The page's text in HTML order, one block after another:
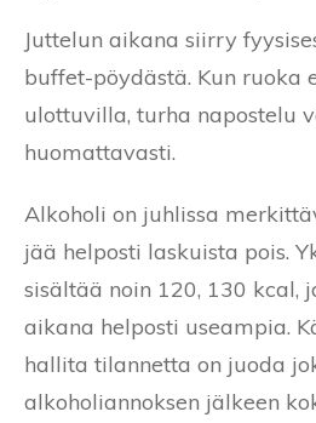
Juttelun aikana siirry
buffet-pöydästä. Kun ruoka
ulottuvilla, turha napostelu
huomattavasti.
Alkoholi on juhlissa
jää helposti laskuista pois.
sisältää noin 120, 130 kcal,
aikana helposti useampia.
hallita tilannetta on juoda
alkoholiannoksen jälkeen